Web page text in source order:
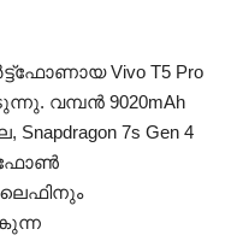
Vivo T5 Pro
വമ്പൻ 9020mAh
Snapdragon 7s Gen 4
ഫോൺ
ലൈഫിനും